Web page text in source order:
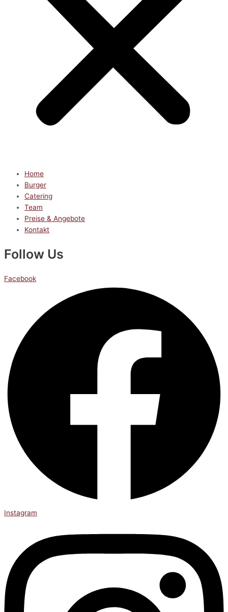
Home
Burger
Catering
Team
Preise & Angebote
Kontakt
Follow Us
Facebook
Instagram